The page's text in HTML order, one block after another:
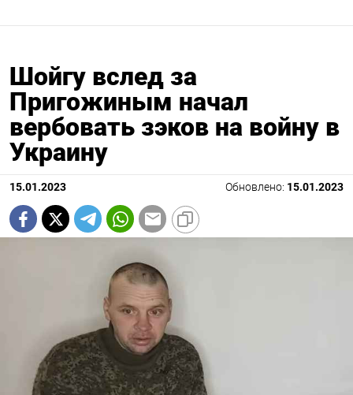
Шойгу вслед за
Пригожиным начал
вербовать зэков на войну в
Украину
15.01.2023 Обновлено: 15.01.2023